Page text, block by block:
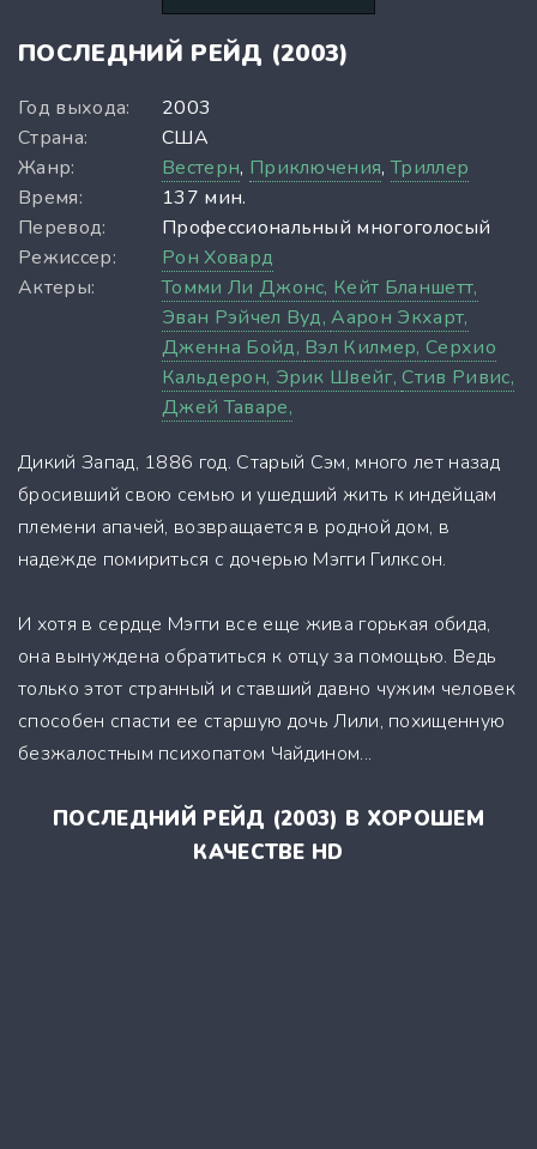
ПОСЛЕДНИЙ РЕЙД (2003)
Год выхода:
2003
Страна:
США
Жанр:
Вестерн, Приключения,Триллер
Время:
137 мин.
Перевод:
Профессиональный многоголосый
Режиссер:
Рон Ховард
Актеры:
Томми Ли Джонс, Кейт Бланшетт,
Эван Рэйчел Вуд,Аарон Экхарт,
Дженна Бойд, Вэл Килмер,Серхио
Кальдерон, Эрик Швейг,Стив Ривис,
Джей Таваре,
Дикий Запад, 1886 год. Старый Сэм, много лет назад
бросивший свою семью и ушедший жить к индейцам
племени апачей, возвращается в родной дом, в
надежде помириться с дочерью Мэгги Гилксон.
И хотя в сердце Мэгги все еще жива горькая обида,
она вынуждена обратиться к отцу за помощью. Ведь
только этот странный и ставший давно чужим человек
способен спасти ее старшую дочь Лили, похищенную
безжалостным психопатом Чайдином...
ПОСЛЕДНИЙ РЕЙД (2003) В ХОРОШЕМ
КАЧЕСТВЕ HD